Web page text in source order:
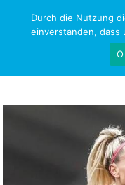
Durch die Nutzung
einverstanden, dass